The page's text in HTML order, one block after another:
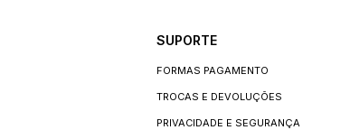
SUPORTE
FORMAS PAGAMENTO
TROCAS E DEVOLUÇÕES
PRIVACIDADE E SEGURANÇA